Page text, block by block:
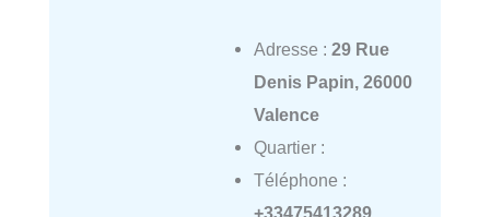
Adresse : 29 Rue
Denis Papin, 26000
Valence
Quartier :
Téléphone :
+33475413289